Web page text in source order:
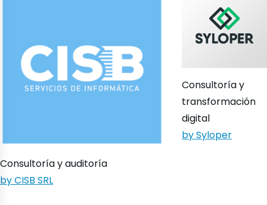
Consultoría y auditoría
by CISB SRL
Consultoría y
transformación
digital
by Syloper